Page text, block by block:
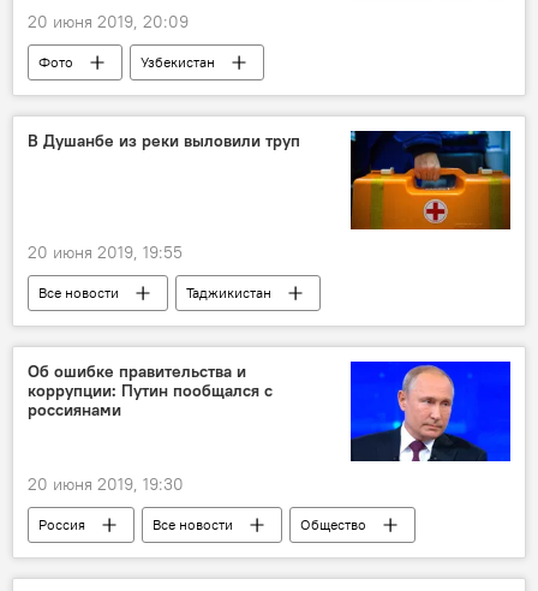
20 июня 2019, 20:09
Фото Узбекистан
В Душанбе из реки выловили труп
20 июня 2019, 19:55
Все новости
Таджикистан
Происшествия, ЧП, криминал
труп
река "Душанбинка"
Новости Душанбе
Об ошибке правительства и
коррупции: Путин пообщался с
россиянами
20 июня 2019, 19:30
Россия Все новости
Общество
Политика
Владимир Путин